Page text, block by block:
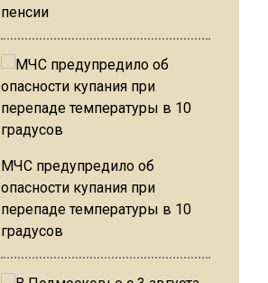
пенсии
МЧС предупредило об
опасности купания при
перепаде температуры в 10
градусов